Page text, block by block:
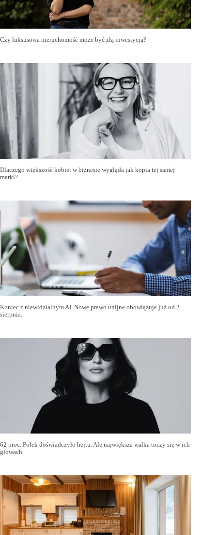
Czy luksusowa nieruchomość może być złą inwestycją?
Dlaczego większość kobiet w biznesie wygląda jak kopia tej samej
marki?
Koniec z niewidzialnym AI. Nowe prawo unijne obowiązuje już od 2
sierpnia.
62 proc. Polek doświadczyło hejtu. Ale największa walka toczy się w ich
głowach